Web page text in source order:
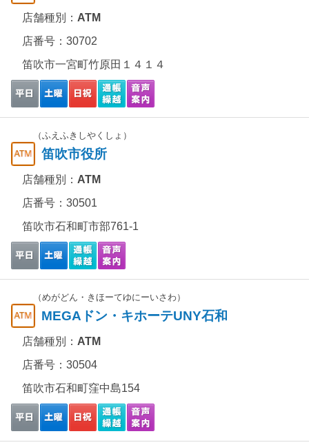
店舗種別： ATM
店番号：30702
笛吹市一宮町竹原田１４１４
（ふえふきしやくしょ）
笛吹市役所
店舗種別： ATM
店番号：30501
笛吹市石和町市部761-1
（めがどん・きほーてゆにーいさわ）
MEGAドン・キホーテUNY石和
店舗種別： ATM
店番号：30504
笛吹市石和町窪中島154